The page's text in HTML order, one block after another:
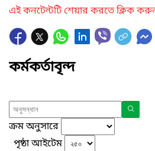
এই কনটেন্টটি শেয়ার করতে ক্লিক
কর্মকর্তাবৃন্দ
ক্রম অনুসারে
পৃষ্ঠা আইটেম